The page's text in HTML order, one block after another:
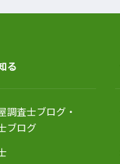
る
調査士ブログ・
ブログ